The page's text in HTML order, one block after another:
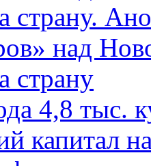
страну.
над
страну
4,8 тыс.
капитал